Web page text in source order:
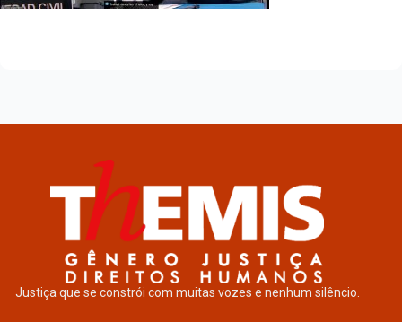
Justiça que se constrói com muitas vozes e nenhum silêncio.